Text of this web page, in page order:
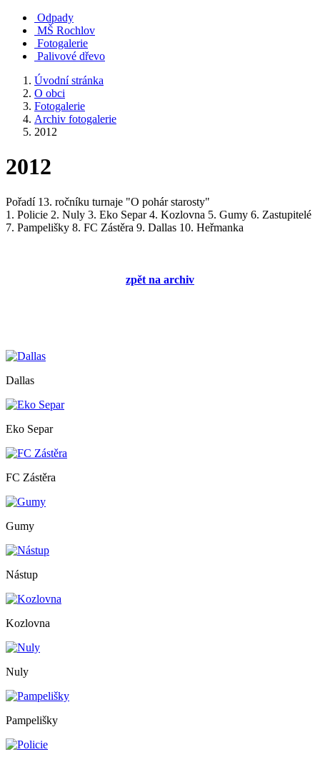
Odpady
MŠ Rochlov
Fotogalerie
Palivové dřevo
Úvodní stránka
O obci
Fotogalerie
Archiv fotogalerie
2012
2012
Pořadí 13. ročníku turnaje "O pohár starosty"
1. Policie 2. Nuly 3. Eko Separ 4. Kozlovna 5. Gumy 6. Zastupitelé
7. Pampelišky 8. FC Zástěra 9. Dallas 10. Heřmanka
zpět na archiv
Dallas
Eko Separ
FC Zástěra
Gumy
Nástup
Kozlovna
Nuly
Pampelišky